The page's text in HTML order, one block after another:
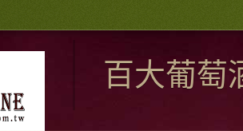
百大葡萄